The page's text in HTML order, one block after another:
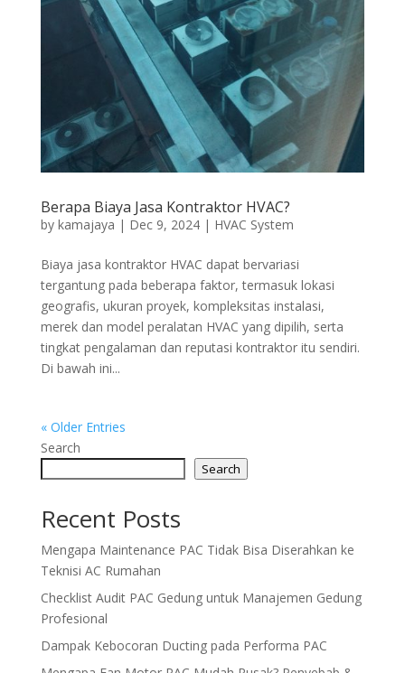
Berapa Biaya Jasa Kontraktor HVAC?
by kamajaya | Dec 9, 2024| HVAC System
Biaya jasa kontraktor HVAC dapat bervariasi
tergantung pada beberapa faktor, termasuk lokasi
geografis, ukuran proyek, kompleksitas instalasi,
merek dan model peralatan HVAC yang dipilih, serta
tingkat pengalaman dan reputasi kontraktor itu sendiri.
Di bawah ini...
« Older Entries
Search
Search
Recent Posts
Mengapa Maintenance PAC Tidak Bisa Diserahkan ke
Teknisi AC Rumahan
Checklist Audit PAC Gedung untuk Manajemen Gedung
Profesional
Dampak Kebocoran Ducting pada Performa PAC